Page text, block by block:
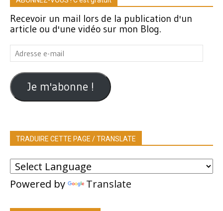
Recevoir un mail lors de la publication d'un
article ou d'une vidéo sur mon Blog.
Adresse
e-
mail
Je m'abonne !
TRADUIRE CETTE PAGE / TRANSLATE
Powered by Translate